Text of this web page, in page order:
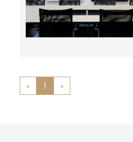
« Previous
1 »